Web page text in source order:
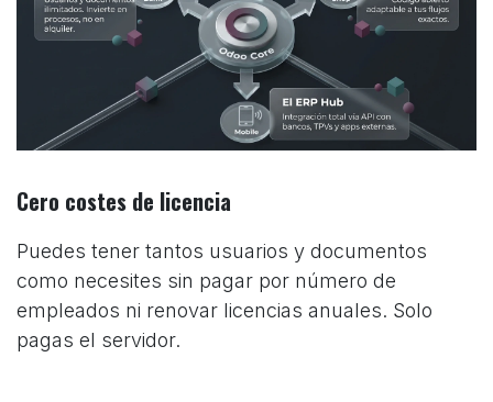
Cero costes de licencia
Puedes tener tantos usuarios y documentos
como necesites sin pagar por número de
empleados ni renovar licencias anuales. Solo
pagas el servidor.